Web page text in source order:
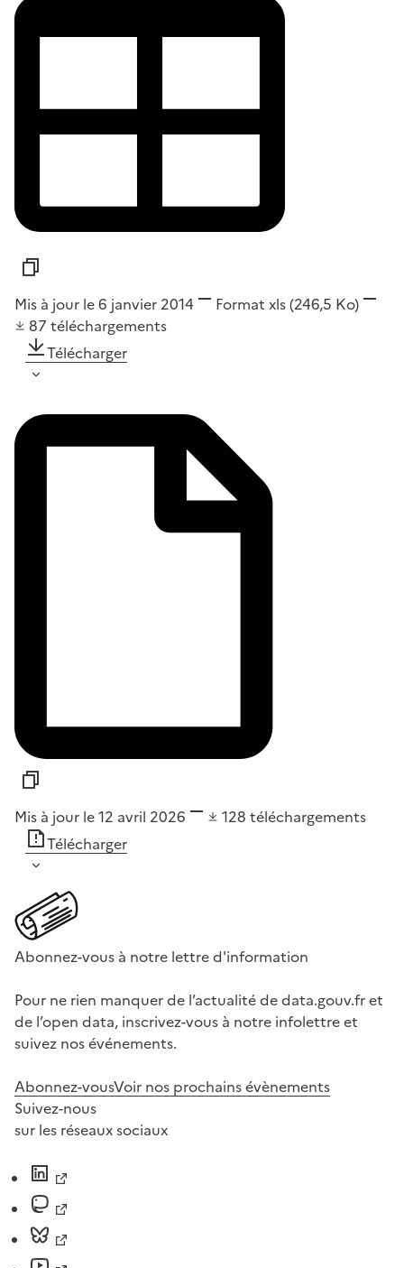
Mis à jour le 6 janvier 2014 Format xls(246,5 Ko)
87 téléchargements
Télécharger
Mis à jour le 12 avril 2026 128 téléchargements
Télécharger
Abonnez-vous à notre lettre d'information
Pour ne rien manquer de l’actualité de data.gouv.fr et
de l’open data, inscrivez-vous à notre infolettre et
suivez nos événements.
Abonnez-vousVoir nos prochains évènements
Suivez-nous
sur les réseaux sociaux